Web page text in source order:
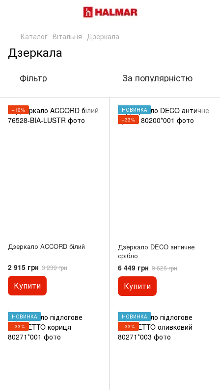
Каталог Вітальня Дзеркала
Дзеркала
Фільтр За популярністю
−10%
Дзеркало ACCORD білий
2 915 грн 3 239 грн
Купити
НОВИНКА
−33%
Дзеркало DECO античне
срібло
6 449 грн 9 626 грн
Купити
НОВИНКА
−33%
НОВИНКА
−33%